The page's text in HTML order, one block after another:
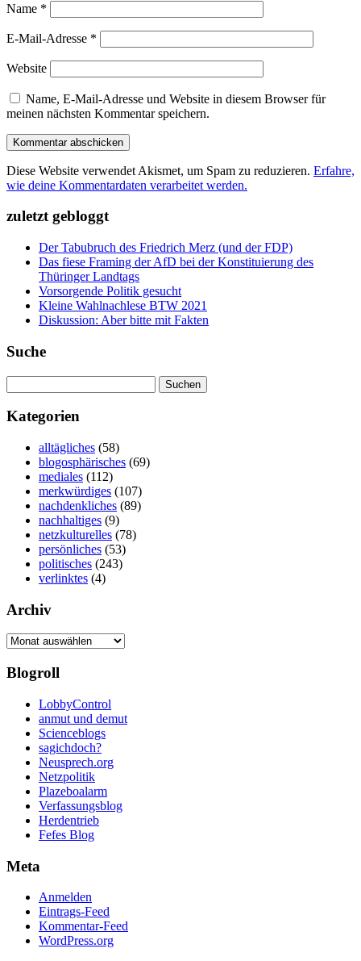
Name *
E-Mail-Adresse *
Website
Name, E-Mail-Adresse und Website in diesem Browser für
meinen nächsten Kommentar speichern.
Diese Website verwendet Akismet, um Spam zu reduzieren. Erfahre,
wie deine Kommentardaten verarbeitet werden.
zuletzt gebloggt
Der Tabubruch des Friedrich Merz (und der FDP)
Das fiese Framing der AfD bei der Konstituierung des
Thüringer Landtags
Vorsorgende Politik gesucht
Kleine Wahlnachlese BTW 2021
Diskussion: Aber bitte mit Fakten
Suche
nach:
Kategorien
alltägliches (58)
blogosphärisches (69)
mediales (112)
merkwürdiges (107)
nachdenkliches (89)
nachhaltiges (9)
netzkulturelles (78)
persönliches (53)
politisches (243)
verlinktes (4)
Archiv
Archiv
Blogroll
LobbyControl
anmut und demut
Scienceblogs
sagichdoch?
Neusprech.org
Netzpolitik
Plazeboalarm
Verfassungsblog
Herdentrieb
Fefes Blog
Meta
Anmelden
Eintrags-Feed
Kommentar-Feed
WordPress.org